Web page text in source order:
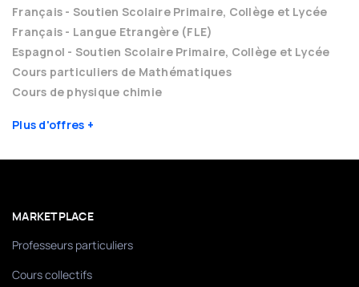
Français - Soutien Scolaire Primaire, Collège et Lycée
Français - Langue Etrangère (FLE)
Espagnol - Soutien Scolaire Primaire, Collège et Lycée
Cours particuliers de Mathématiques
Cours de physique chimie
Plus d'offres
MARKETPLACE
Professeurs particuliers
Cours collectifs